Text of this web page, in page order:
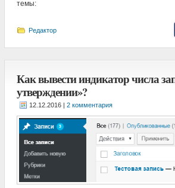
темы:
Редактор
Как вывести индикатор числа
утверждении»?
| 2 комментария